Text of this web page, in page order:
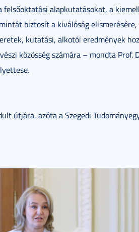
felsőoktatási alapkutatásokat, a
biztosít a kiválóság
kutatási, alkotói eredmények
közösség számára – mondta Prof.
útjára, azóta a Szegedi